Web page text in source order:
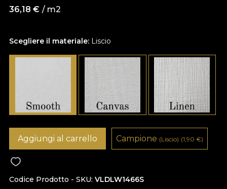
Scegliere il materiale: Liscio
36,18 € / m2
Codice Prodotto - SKU VLDLW1466S
Aggiungi al carrello Campione (Liscio) (1,90 €)